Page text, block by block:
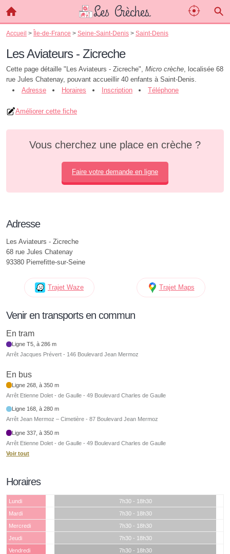
Accueil > Île-de-France > Seine-Saint-Denis > Saint-Denis
Les Aviateurs - Zicreche
Cette page détaille "Les Aviateurs - Zicreche", Micro crèche, localisée 68
rue Jules Chatenay, pouvant accueillir 40 enfants à Saint-Denis.
Adresse
Horaires Inscription Téléphone
Améliorer cette fiche
Vous cherchez une place en crèche ?
Faire votre demande en ligne
Adresse
Les Aviateurs - Zicreche
68 rue Jules Chatenay
93380 Pierrefitte-sur-Seine
Trajet Waze Trajet Maps
Venir en transports en commun
En tram
Ligne T5, à 286 m
Arrêt Jacques Prévert - 146 Boulevard Jean Mermoz
En bus
Ligne 268, à 350 m
Arrêt Etienne Dolet - de Gaulle - 49 Boulevard Charles de Gaulle
Ligne 168, à 280 m
Arrêt Jean Mermoz – Cimetière - 87 Boulevard Jean Mermoz
Ligne 337, à 350 m
Arrêt Etienne Dolet - de Gaulle - 49 Boulevard Charles de Gaulle
Voir tout
Horaires
Lundi
7h30 - 18h30
Mardi
7h30 - 18h30
Mercredi
7h30 - 18h30
Jeudi
7h30 - 18h30
Vendredi
7h30 - 18h30